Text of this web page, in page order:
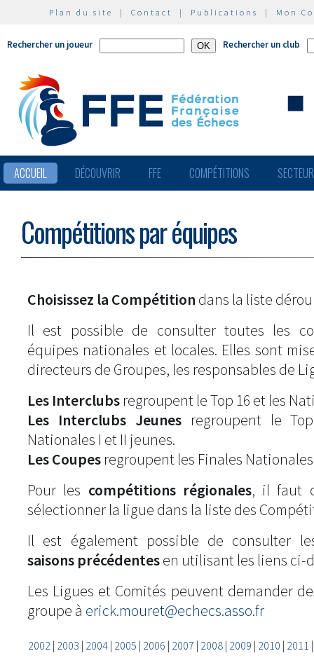
Plan du site | Contact | Publications | Mon
Rechercher un joueur Rechercher un club
ACCUEIL DÉCOUVRIR FFE COMPÉTITIONS
Compétitions par équipes
Choisissez la Compétition dans la liste
Il est possible de consulter toutes les
équipes nationales et locales. Elles sont
directeurs de Groupes, les responsables de
Les Interclubs regroupent le Top 16 et les
Les Interclubs Jeunesregroupent le
Nationales I et II jeunes.
Les Coupes regroupent les Finales
Pour les compétitions régionales, il faut
sélectionner la ligue dans la liste des
Il est également possible de consulter
saisons précédentesen utilisant les liens ci-
Les Ligues et Comités peuvent demander
groupe à erick.mouret@echecs.asso.fr
2002| 2003 | 2004| 2005 | 2006 | 2007 | 2008| 2009 | 2010 | 2011